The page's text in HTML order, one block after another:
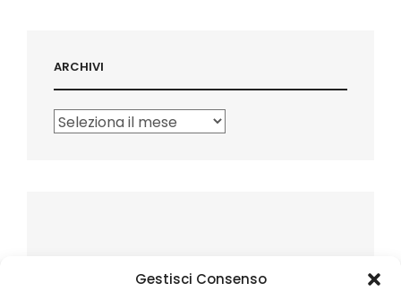
Gestisci Consenso
ARCHIVI
Archivi